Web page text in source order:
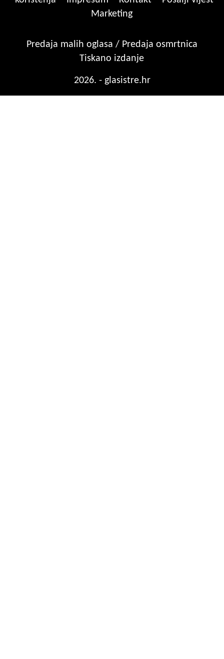
Marketing
Predaja malih oglasa / Predaja osmrtnica
Tiskano izdanje
2026. - glasistre.hr